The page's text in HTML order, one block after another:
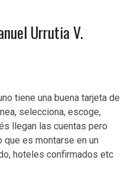
Urrutia V.
tiene una buena tarjeta de
selecciona, escoge,
llegan las cuentas pero
que es montarse en un
hoteles confirmados etc